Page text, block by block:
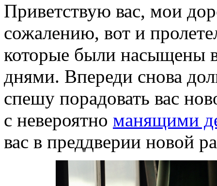
Приветствую вас, мои
сожалению, вот и
которые были насыщены
днями. Впереди снова
спешу порадовать вас
с невероятно манящими
вас в преддверии новой